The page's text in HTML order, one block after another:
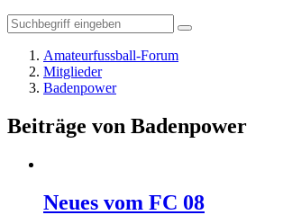
Amateurfussball-Forum
Mitglieder
Badenpower
Beiträge von Badenpower
Neues vom FC 08